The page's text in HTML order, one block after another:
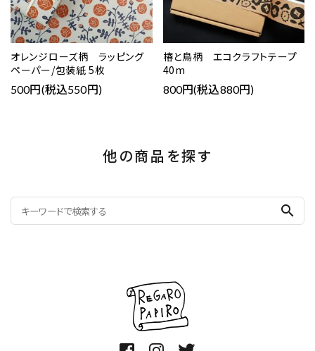
オレンジローズ柄 ラッピング
ペーパー/包装紙 5枚
500円(税込550円)
椿と鳥柄 エコクラフトテープ
40m
800円(税込880円)
他の商品を探す
search